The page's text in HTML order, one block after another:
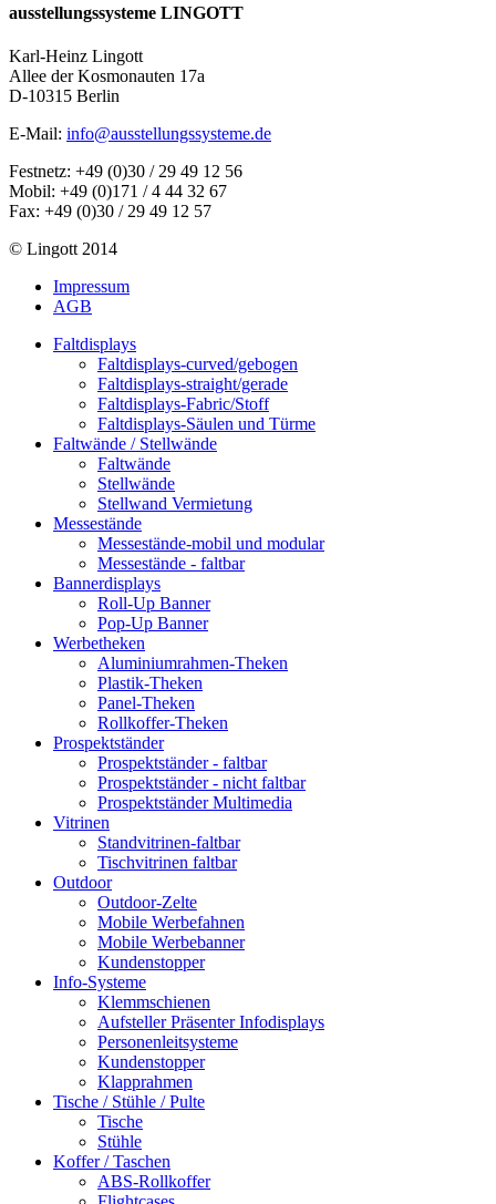
ausstellungssysteme LINGOTT
Karl-Heinz Lingott
Allee der Kosmonauten 17a
D-10315 Berlin
E-Mail: info@ausstellungssysteme.de
Festnetz: +49 (0)30 / 29 49 12 56
Mobil: +49 (0)171 / 4 44 32 67
Fax: +49 (0)30 / 29 49 12 57
© Lingott 2014
Impressum
AGB
Faltdisplays
Faltdisplays-curved/gebogen
Faltdisplays-straight/gerade
Faltdisplays-Fabric/Stoff
Faltdisplays-Säulen und Türme
Faltwände / Stellwände
Faltwände
Stellwände
Stellwand Vermietung
Messestände
Messestände-mobil und modular
Messestände - faltbar
Bannerdisplays
Roll-Up Banner
Pop-Up Banner
Werbetheken
Aluminiumrahmen-Theken
Plastik-Theken
Panel-Theken
Rollkoffer-Theken
Prospektständer
Prospektständer - faltbar
Prospektständer - nicht faltbar
Prospektständer Multimedia
Vitrinen
Standvitrinen-faltbar
Tischvitrinen faltbar
Outdoor
Outdoor-Zelte
Mobile Werbefahnen
Mobile Werbebanner
Kundenstopper
Info-Systeme
Klemmschienen
Aufsteller Präsenter Infodisplays
Personenleitsysteme
Kundenstopper
Klapprahmen
Tische / Stühle / Pulte
Tische
Stühle
Koffer / Taschen
ABS-Rollkoffer